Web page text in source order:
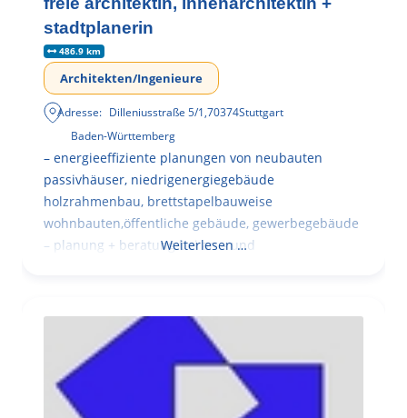
stadtplanerin
486.9 km
Architekten/Ingenieure
Adresse: Dilleniusstraße 5/1,70374Stuttgart
Baden-Württemberg
– energieeffiziente planungen von neubauten
passivhäuser, niedrigenergiegebäude
holzrahmenbau, brettstapelbauweise
wohnbauten,öffentliche gebäude, gewerbegebäude
– planung + beratung bei an – und
Weiterlesen …